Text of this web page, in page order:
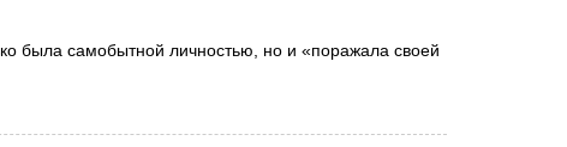
была самобытной личностью, но и «поражала своей